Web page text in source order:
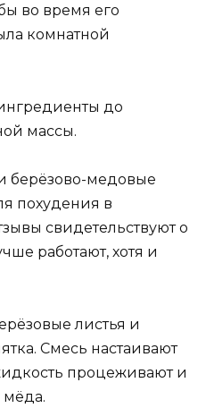
во время его
комнатной
до
массы.
берёзово-медовые
похудения в
свидетельствуют о
работают, хотя и
листья и
Смесь настаивают
процеживают и
мёда.